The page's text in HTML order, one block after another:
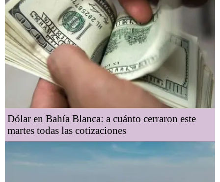
Dólar en Bahía Blanca: a cuánto cerraron este
martes todas las cotizaciones